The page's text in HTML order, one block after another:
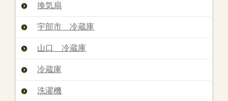
換気扇
宇部市 冷蔵庫
山口 冷蔵庫
冷蔵庫
洗濯機